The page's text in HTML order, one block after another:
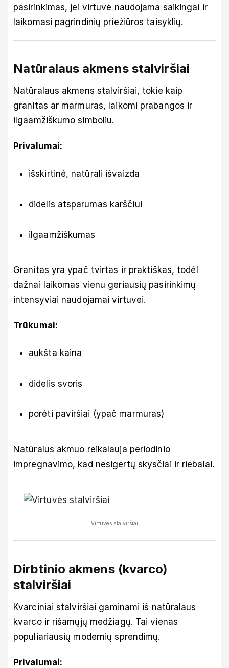
pasirinkimas, jei virtuvė naudojama saikingai ir
laikomasi pagrindinių priežiūros taisyklių.
Natūralaus akmens stalviršiai
Natūralaus akmens stalviršiai, tokie kaip
granitas ar marmuras, laikomi prabangos ir
ilgaamžiškumo simboliu.
Privalumai:
išskirtinė, natūrali išvaizda
didelis atsparumas karščiui
ilgaamžiškumas
Granitas yra ypač tvirtas ir praktiškas, todėl
dažnai laikomas vienu geriausių pasirinkimų
intensyviai naudojamai virtuvei.
Trūkumai:
aukšta kaina
didelis svoris
porėti paviršiai (ypač marmuras)
Natūralus akmuo reikalauja periodinio
impregnavimo, kad nesigertų skysčiai ir riebalai.
Virtuvės stalviršiai
Dirbtinio akmens (kvarco)
stalviršiai
Kvarciniai stalviršiai gaminami iš natūralaus
kvarco ir rišamųjų medžiagų. Tai vienas
populiariausių modernių sprendimų.
Privalumai: